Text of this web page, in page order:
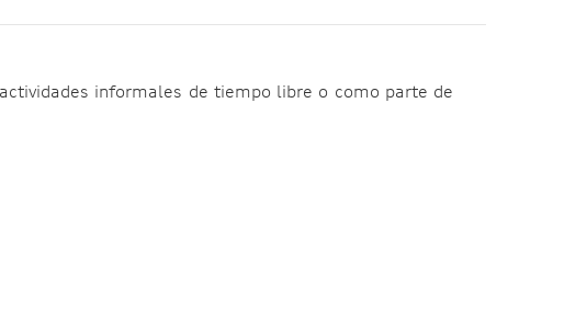
informales de tiempo libre o como parte de